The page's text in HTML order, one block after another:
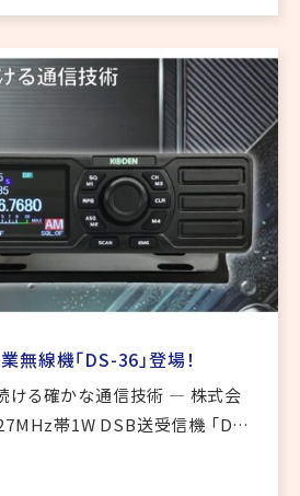
無線機「DS-36」登場！
ける確かな通信技術 ― 株式会
帯1W DSB送受信機 「DS-
。長年にわたり漁業者を支えて
が、さらに進化。**「使いやす